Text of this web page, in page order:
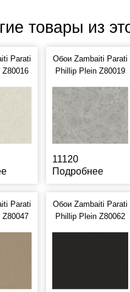
товары из
Parati
Z80016
Обои Zambaiti Parati
Phillip Plein Z80019
11120
Подробнее
Parati
Z80047
Обои Zambaiti Parati
Phillip Plein Z80062